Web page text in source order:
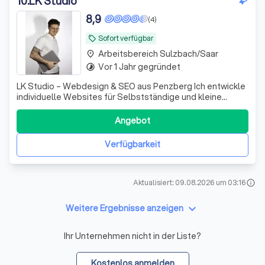
local_offer Sofort verfügbar
(4)
8,9
LK Studio – Webdesign & SEO aus Penzberg Ich entwickle
individuelle Websites für Selbstständige und kleine
Unternehmen im Voralpenland – persönlich, schnell und
ohne Agentur-Umwege. Du arbeitest direkt mit mir
zusammen, von der ersten Idee bis zum Launch.
Leistungen: Webdesign & Entwicklung mit Web
Verfügbarkeit
Angebot
place Arbeitsbereich Sulzbach/Saar
timelapse Vor 1 Jahr gegründet
Aktualisiert: 09.08.2026 um 03:16info
Weitere Ergebnisse anzeigen keyboard_arrow_down
Ihr Unternehmen nicht in der Liste?